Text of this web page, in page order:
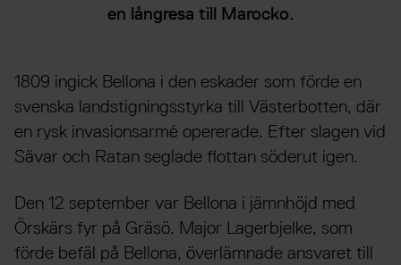
en långresa till Marocko.
1809 ingick Bellona i den eskader som förde en
svenska landstigningsstyrka till Västerbotten, där
en rysk invasionsarmé opererade. Efter slagen vid
Sävar och Ratan seglade flottan söderut igen.
Den 12 september var Bellona i jämnhöjd med
Örskärs fyr på Gräsö. Major Lagerbjelke, som
förde befäl på Bellona, överlämnade ansvaret till